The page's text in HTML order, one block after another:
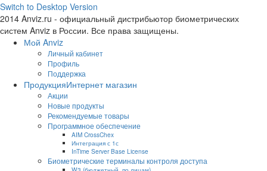
Switch to Desktop Version
2014 Anviz.ru - официальный дистрибьютор биометрических
систем Anviz в России. Все права защищены.
Мой Anviz
Личный кабинет
Профиль
Поддержка
ПродукцияИнтернет магазин
Акции
Новые продукты
Рекомендуемые товары
Программное обеспечение
AIM CrossChex
Интеграция с 1с
InTime Server Base License
Биометрические терминалы контроля доступа